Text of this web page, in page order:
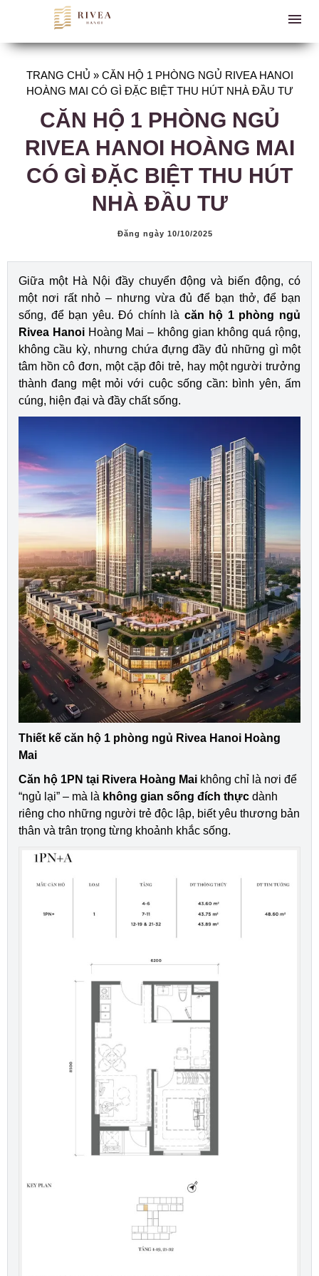
TRANG CHỦ » CĂN HỘ 1 PHÒNG NGỦ RIVEA HANOI
HOÀNG MAI CÓ GÌ ĐẶC BIỆT THU HÚT NHÀ ĐẦU TƯ
CĂN HỘ 1 PHÒNG NGỦ
RIVEA HANOI HOÀNG MAI
CÓ GÌ ĐẶC BIỆT THU HÚT
NHÀ ĐẦU TƯ
Đăng ngày 10/10/2025
Giữa một Hà Nội đầy chuyển động và biến động, có
một nơi rất nhỏ – nhưng vừa đủ để bạn thở, để bạn
sống, để bạn yêu. Đó chính là căn hộ 1 phòng ngủ
Rivea HanoiHoàng Mai – không gian không quá rộng,
không cầu kỳ, nhưng chứa đựng đầy đủ những gì một
tâm hồn cô đơn, một cặp đôi trẻ, hay một người trưởng
thành đang mệt mỏi với cuộc sống cần: bình yên, ấm
cúng, hiện đại và đầy chất sống.
Thiết kế căn hộ 1 phòng ngủ Rivea Hanoi Hoàng
Mai
Căn hộ 1PN tại Rivera Hoàng Mai không chỉ là nơi để
“ngủ lại” – mà là không gian sống đích thực dành
riêng cho những người trẻ độc lập, biết yêu thương bản
thân và trân trọng từng khoảnh khắc sống.